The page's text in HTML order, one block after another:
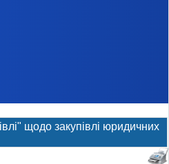
щодо закупівлі юридичних